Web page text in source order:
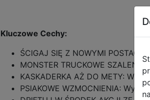
Kluczowe Cechy:
ŚCIGAJ SIĘ Z NOWYMI
MONSTER TRUCKOWE
KASKADERKA AŻ DO METY:
PSIAKOWE WZMOCNIENIA: